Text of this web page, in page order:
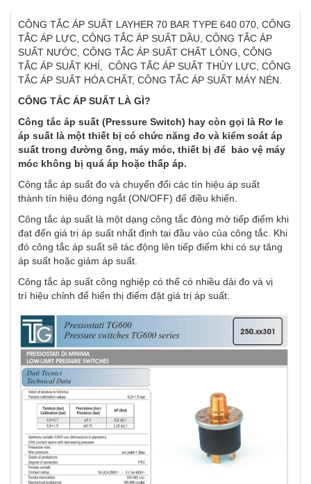
CÔNG TẮC ÁP SUẤT LAYHER 70 BAR TYPE 640 070, CÔNG
TẮC ÁP LỰC, CÔNG TẮC ÁP SUẤT DẦU, CÔNG TẮC ÁP
SUẤT NƯỚC, CÔNG TẮC ÁP SUẤT CHẤT LỎNG, CÔNG
TẮC ÁP SUẤT KHÍ, CÔNG TẮC ÁP SUẤT THỦY LỰC, CÔNG
TẮC ÁP SUẤT HÓA CHẤT, CÔNG TẮC ÁP SUẤT MÁY NÉN.
CÔNG TẮC ÁP SUẤT LÀ GÌ?
Công tắc áp suất (Pressure Switch) hay còn gọi là Rơ le
áp suất là một thiết bị có chức năng đo và kiểm soát áp
suất trong đường ống, máy móc, thiết bị để bảo vệ máy
móc không bị quá áp hoặc thấp áp.
Công tắc áp suất đo và chuyển đổi các tín hiệu áp suất
thành tín hiệu đóng ngắt (ON/OFF) để điều khiển.
Công tắc áp suất là một dạng công tắc đóng mở tiếp điểm khi
đạt đến giá trị áp suất nhất định tại đầu vào của công tắc. Khi
đó công tắc áp suất sẽ tác động lên tiếp điểm khi có sự tăng
áp suất hoặc giảm áp suất.
Công tắc áp suất công nghiệp có thể có nhiều dải đo và vị
trí hiệu chỉnh để hiển thị điểm đặt giá trị áp suất.